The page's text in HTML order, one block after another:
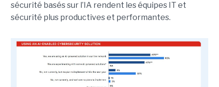
sécurité basés sur l’IA rendent les équipes IT et
sécurité plus productives et performantes.